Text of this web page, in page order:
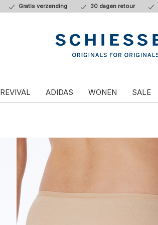
Gratis verzending 30 dagen retour
REVIVAL ADIDAS WONEN SALE